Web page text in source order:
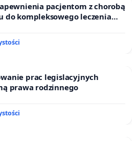
pacjentom z chorobą
do kompleksowego leczenia
prac legislacyjnych
prawa rodzinnego